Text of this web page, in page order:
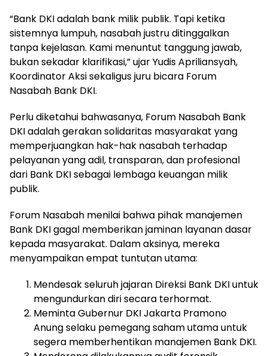
“Bank DKI adalah bank milik publik. Tapi ketika
sistemnya lumpuh, nasabah justru ditinggalkan
tanpa kejelasan. Kami menuntut tanggung jawab,
bukan sekadar klarifikasi,” ujar Yudis Apriliansyah,
Koordinator Aksi sekaligus juru bicara Forum
Nasabah Bank DKI.
Perlu diketahui bahwasanya, Forum Nasabah Bank
DKI adalah gerakan solidaritas masyarakat yang
memperjuangkan hak-hak nasabah terhadap
pelayanan yang adil, transparan, dan profesional
dari Bank DKI sebagai lembaga keuangan milik
publik.
Forum Nasabah menilai bahwa pihak manajemen
Bank DKI gagal memberikan jaminan layanan dasar
kepada masyarakat. Dalam aksinya, mereka
menyampaikan empat tuntutan utama:
Mendesak seluruh jajaran Direksi Bank DKI untuk
mengundurkan diri secara terhormat.
Meminta Gubernur DKI Jakarta Pramono
Anung selaku pemegang saham utama untuk
segera memberhentikan manajemen Bank DKI.